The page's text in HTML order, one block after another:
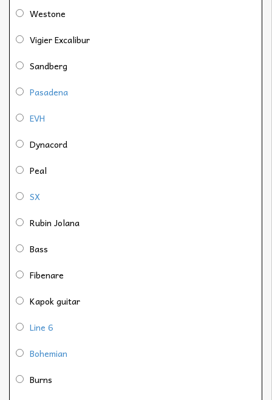
Westone
Vigier Excalibur
Sandberg
Pasadena
EVH
Dynacord
Peal
SX
Rubin Jolana
Bass
Fibenare
Kapok guitar
Line 6
Bohemian
Burns